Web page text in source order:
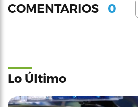
COMENTARIOS 0
Lo Último